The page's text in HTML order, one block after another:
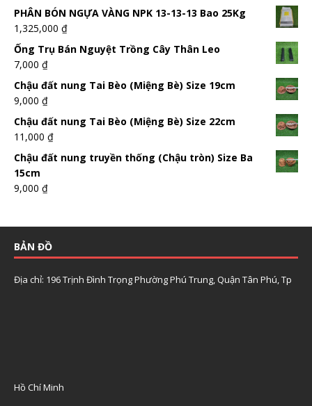
PHÂN BÓN NGỰA VÀNG NPK 13-13-13 Bao 25Kg
1,325,000 ₫
Ống Trụ Bán Nguyệt Trồng Cây Thân Leo
7,000 ₫
Chậu đất nung Tai Bèo (Miệng Bè) Size 19cm
9,000 ₫
Chậu đất nung Tai Bèo (Miệng Bè) Size 22cm
11,000 ₫
Chậu đất nung truyền thống (Chậu tròn) Size Ba
15cm
9,000 ₫
BẢN ĐỒ
Địa chỉ: 196 Trịnh Đình Trọng Phường Phú Trung, Quận Tân Phú, Tp
Hồ Chí Minh